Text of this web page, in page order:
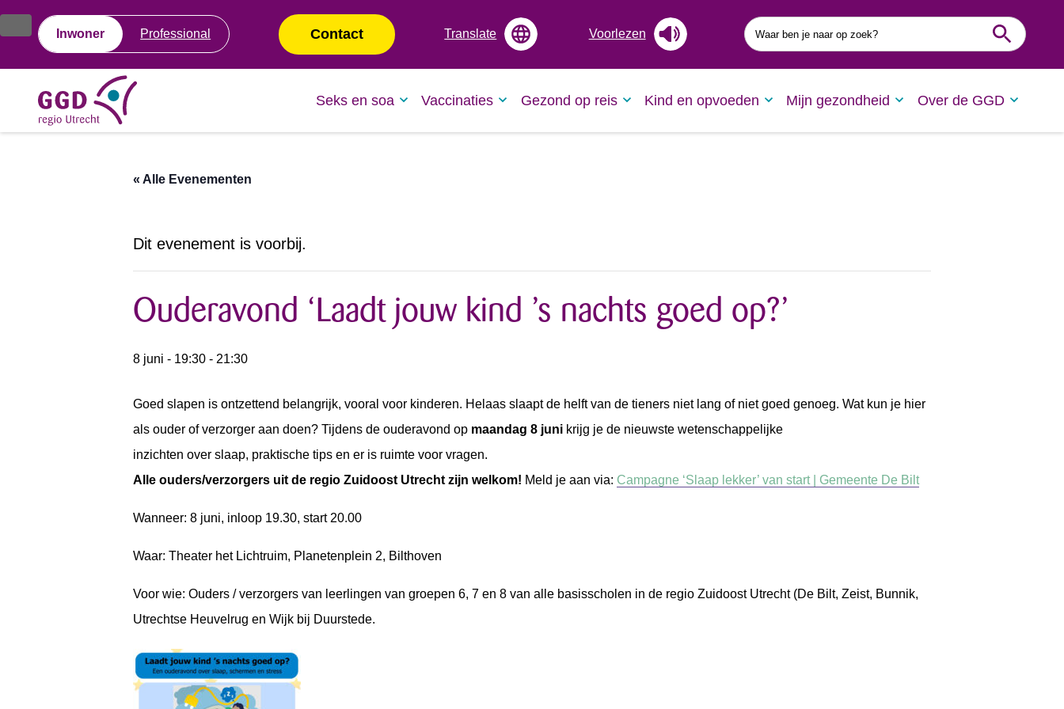
naar
de
naar
de
navigatie
Inwoner Professional Contact Translate Voorlezen
Waar
ben
je
Seks en soa Vaccinaties Gezond op reis Kind en opvoeden Mijn gezondheid Over de GGD
« Alle Evenementen
Dit evenement is voorbij.
Ouderavond ‘Laadt jouw kind ’s nachts goed op?’
8 juni - 19:30 - 21:30
Goed slapen is ontzettend belangrijk, vooral voor kinderen. Helaas slaapt de helft van de tieners niet lang of niet goed genoeg. Wat kun je hier
als ouder of verzorger aan doen? Tijdens de ouderavond op maandag 8 juni krijg je de nieuwste wetenschappelijke
inzichten over slaap, praktische tips en er is ruimte voor vragen.
Alle ouders/verzorgers uit de regio Zuidoost Utrecht zijn welkom! Meld je aan via: Campagne ‘Slaap lekker’ van start | Gemeente De Bilt
Wanneer: 8 juni, inloop 19.30, start 20.00
Waar: Theater het Lichtruim, Planetenplein 2, Bilthoven
Voor wie: Ouders / verzorgers van leerlingen van groepen 6, 7 en 8 van alle basisscholen in de regio Zuidoost Utrecht (De Bilt, Zeist, Bunnik,
Utrechtse Heuvelrug en Wijk bij Duurstede.